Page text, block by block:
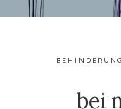
BEHINDERUNG
bei